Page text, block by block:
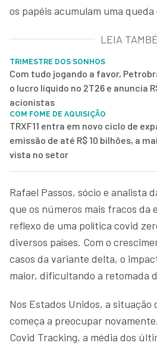
os papéis acumulam uma queda
LEIA
TRIMESTRE DOS SONHOS
Com tudo jogando a favor,
o lucro líquido no 2T26 e anuncia
acionistas
COM FOME DE AQUISIÇÃO
TRXF11 entra em novo ciclo de
emissão de até R$ 10 bilhões, a
vista no setor
Rafael Passos, sócio e analista
que os números mais fracos da
reflexo de uma política covid
diversos países. Com o
casos da variante delta, o
maior, dificultando a retomada
Nos Estados Unidos, a situação
começa a preocupar
Covid Tracking, a média dos